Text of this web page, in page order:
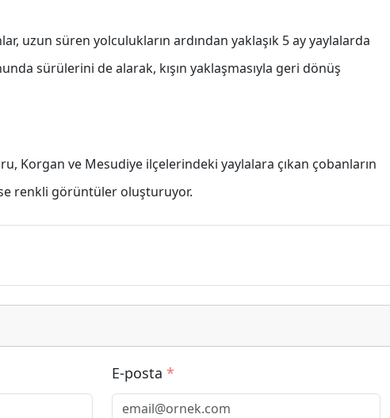
uzun süren yolculukların ardından yaklaşık 5 ay yaylalarda
sürülerini de alarak, kışın yaklaşmasıyla geri dönüş
Korgan ve Mesudiye ilçelerindeki yaylalara çıkan çobanların
renkli görüntüler oluşturuyor.
E-posta *